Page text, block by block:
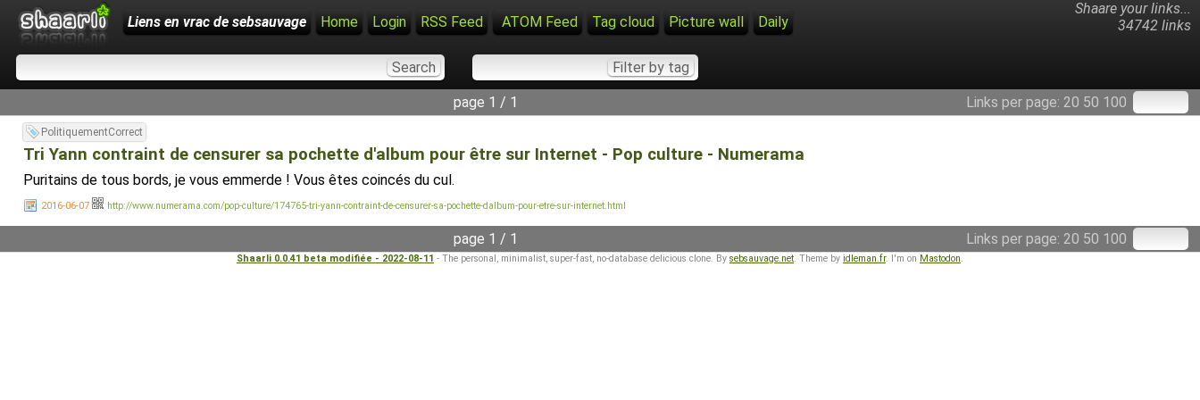
Shaare your links...
34742 links
Liens en vrac de sebsauvage Home Login RSS Feed ATOM Feed Tag cloud Picture wall Daily
Links per page: 20 50 100
page 1 / 1
PolitiquementCorrect
Tri Yann contraint de censurer sa pochette d'album pour être sur Internet - Pop culture - Numerama
Puritains de tous bords, je vous emmerde ! Vous êtes coincés du cul.
2016-06-07 http://www.numerama.com/pop-culture/174765-tri-yann-contraint-de-censurer-sa-pochette-dalbum-pour-etre-sur-internet.html
Links per page: 20 50 100
page 1 / 1
Shaarli 0.0.41 beta modifiée - 2022-08-11 - The personal, minimalist, super-fast, no-database delicious clone. By sebsauvage.net. Theme by idleman.fr. I'm on Mastodon.